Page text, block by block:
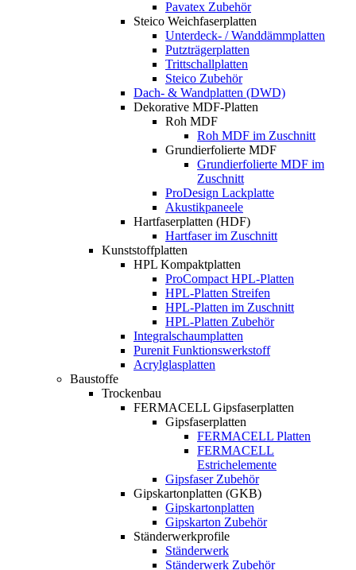
Pavatex Zubehör
Steico Weichfaserplatten
Unterdeck- / Wanddämmplatten
Putzträgerplatten
Trittschallplatten
Steico Zubehör
Dach- & Wandplatten (DWD)
Dekorative MDF-Platten
Roh MDF
Roh MDF im Zuschnitt
Grundierfolierte MDF
Grundierfolierte MDF im
Zuschnitt
ProDesign Lackplatte
Akustikpaneele
Hartfaserplatten (HDF)
Hartfaser im Zuschnitt
Kunststoffplatten
HPL Kompaktplatten
ProCompact HPL-Platten
HPL-Platten Streifen
HPL-Platten im Zuschnitt
HPL-Platten Zubehör
Integralschaumplatten
Purenit Funktionswerkstoff
Acrylglasplatten
Baustoffe
Trockenbau
FERMACELL Gipsfaserplatten
Gipsfaserplatten
FERMACELL Platten
FERMACELL
Estrichelemente
Gipsfaser Zubehör
Gipskartonplatten (GKB)
Gipskartonplatten
Gipskarton Zubehör
Ständerwerkprofile
Ständerwerk
Ständerwerk Zubehör